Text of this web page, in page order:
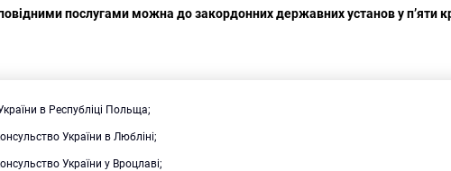
послугами можна до закордонних державних установ у п’яти
в Республіці Польща;
України в Любліні;
України у Вроцлаві;